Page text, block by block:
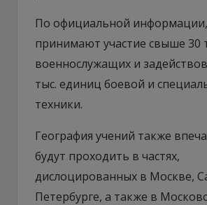
По официальной информации,
принимают участие свыше 30
военнослужащих и
тыс. единиц боевой и
техники.
География учений также
будут проходить в частях,
дислоцированных в Москве,
Петербурге, а также в